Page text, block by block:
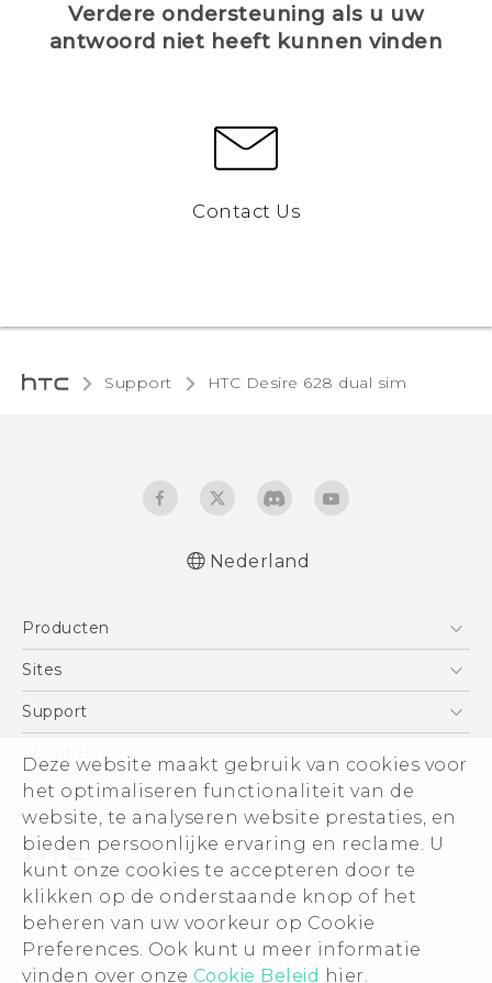
Deze website maakt gebruik van cookies voor
het optimaliseren functionaliteit van de
website, te analyseren website prestaties, en
bieden persoonlijke ervaring en reclame. U
kunt onze cookies te accepteren door te
klikken op de onderstaande knop of het
beheren van uw voorkeur op Cookie
Preferences. Ook kunt u meer informatie
vinden over onze Cookie Beleid hier.
Verdere ondersteuning als u uw
antwoord niet heeft kunnen vinden
Contact Us
Support HTC Desire 628 dual sim‎
Nederlands - Gebruikershandleiding
wettelijke voorschriften
Deutsch - Informationen zur Sicherheit und
behördliche Bestimmungen
English - Quick start guide
English - User manual
English - Safety and regulatory guide
Nederland
Producten
Telefoons
Vive
Accessoires
Sites
HTC Vive
Aan de slag
Support
Support voor eCommerce
About HTC
ESG
Informatie over het bedrijf
Voor beleggers (engels)
Cookie Preferences
Vacatures
Security and Privacy Whitepaper
© 2011-2026 HTC Corporation
Legal terms